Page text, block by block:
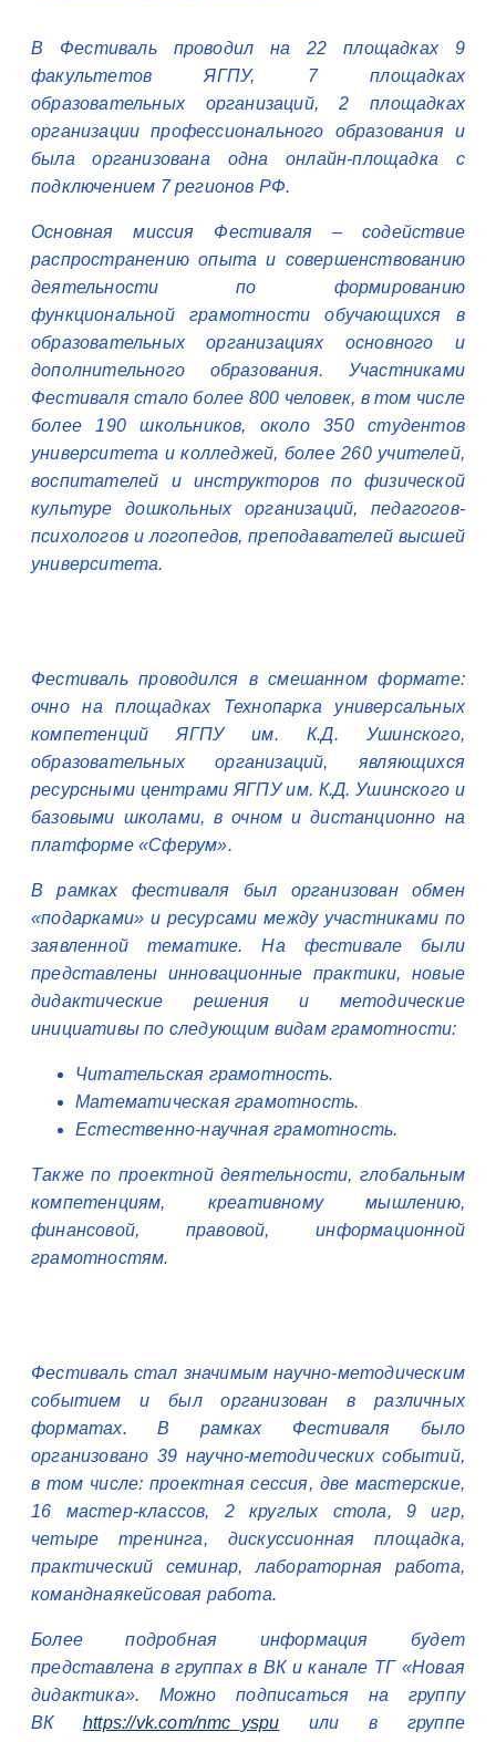
В Фестиваль проводил на 22 площадках 9
факультетов ЯГПУ, 7 площадках
образовательных организаций, 2 площадках
организации профессионального образования и
была организована одна онлайн-площадка с
подключением 7 регионов РФ.
Основная миссия Фестиваля – содействие
распространению опыта и совершенствованию
деятельности по формированию
функциональной грамотности обучающихся в
образовательных организациях основного и
дополнительного образования. Участниками
Фестиваля стало более 800 человек, в том числе
более 190 школьников, около 350 студентов
университета и колледжей, более 260 учителей,
воспитателей и инструкторов по физической
культуре дошкольных организаций, педагогов-
психологов и логопедов, преподавателей высшей
университета.
Фестиваль проводился в смешанном формате:
очно на площадках Технопарка универсальных
компетенций ЯГПУ им. К.Д. Ушинского,
образовательных организаций, являющихся
ресурсными центрами ЯГПУ им. К.Д. Ушинского и
базовыми школами, в очном и дистанционно на
платформе «Сферум».
В рамках фестиваля был организован обмен
«подарками» и ресурсами между участниками по
заявленной тематике. На фестивале были
представлены инновационные практики, новые
дидактические решения и методические
инициативы по следующим видам грамотности:
Читательская грамотность.
Математическая грамотность.
Естественно-научная грамотность.
Также по проектной деятельности, глобальным
компетенциям, креативному мышлению,
финансовой, правовой, информационной
грамотностям.
Фестиваль стал значимым научно-методическим
событием и был организован в различных
форматах. В рамках Фестиваля было
организовано 39 научно-методических событий,
в том числе: проектная сессия, две мастерские,
16 мастер-классов, 2 круглых стола, 9 игр,
четыре тренинга, дискуссионная площадка,
практический семинар, лабораторная работа,
команднаякейсовая работа.
Более подробная информация будет
представлена в группах в ВК и канале ТГ «Новая
дидактика». Можно подписаться на группу
ВК https://vk.com/nmc_yspu или в группе